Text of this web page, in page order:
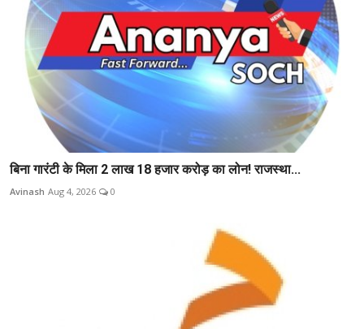
बिना गारंटी के मिला 2 लाख 18 हजार करोड़ का लोन! राजस्था...
Avinash Aug 4, 2026 0